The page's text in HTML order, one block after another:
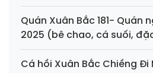
Quán Xuân Bắc 181- Quán
2025 (bê chao, cá suối,
Cá hồi Xuân Bắc Chiềng Đi